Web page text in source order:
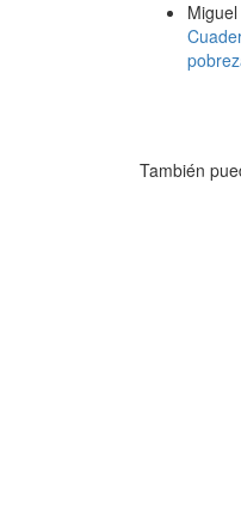
También